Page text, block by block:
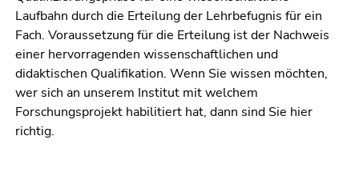
Laufbahn durch die Erteilung der Lehrbefugnis für ein
Fach. Voraussetzung für die Erteilung ist der Nachweis
einer hervorragenden wissenschaftlichen und
didaktischen Qualifikation. Wenn Sie wissen möchten,
wer sich an unserem Institut mit welchem
Forschungsprojekt habilitiert hat, dann sind Sie hier
richtig.